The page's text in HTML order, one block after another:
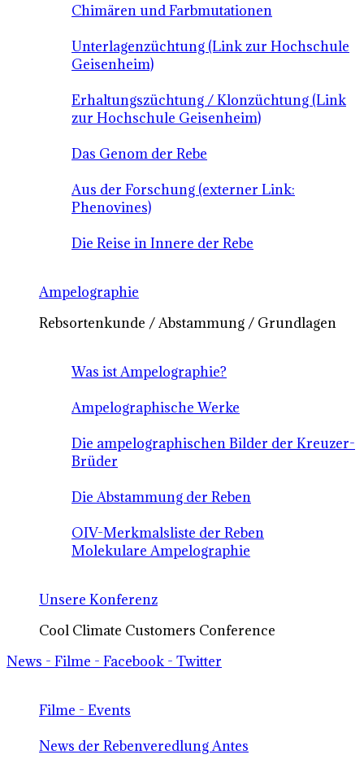
Chimären und Farbmutationen
Unterlagenzüchtung (Link zur Hochschule
Geisenheim)
Erhaltungszüchtung / Klonzüchtung (Link
zur Hochschule Geisenheim)
Das Genom der Rebe
Aus der Forschung (externer Link:
Phenovines)
Die Reise in Innere der Rebe
Ampelographie
Rebsortenkunde / Abstammung / Grundlagen
Was ist Ampelographie?
Ampelographische Werke
Die ampelographischen Bilder der Kreuzer-
Brüder
Die Abstammung der Reben
OIV-Merkmalsliste der Reben
Molekulare Ampelographie
Unsere Konferenz
Cool Climate Customers Conference
News - Filme - Facebook - Twitter
Filme - Events
News der Rebenveredlung Antes